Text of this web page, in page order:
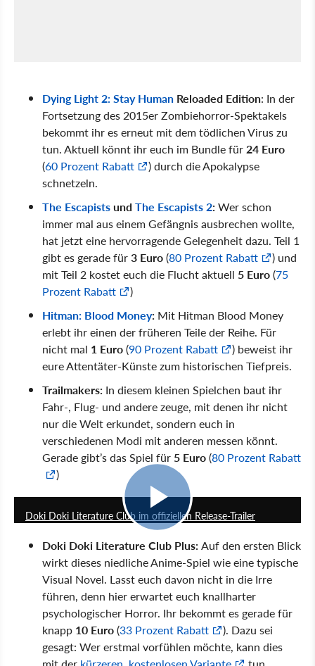
Dying Light 2: Stay Human Reloaded Edition: In der
Fortsetzung des 2015er Zombiehorror-Spektakels
bekommt ihr es erneut mit dem tödlichen Virus zu
tun. Aktuell könnt ihr euch im Bundle für 24 Euro
(60 Prozent Rabatt
) durch die Apokalypse
schnetzeln.
The EscapistsundThe Escapists 2:Wer schon
immer mal aus einem Gefängnis ausbrechen wollte,
hat jetzt eine hervorragende Gelegenheit dazu. Teil 1
gibt es gerade für3 Euro(80 Prozent Rabatt
) und
mit Teil 2 kostet euch die Flucht aktuell 5 Euro(75
Prozent Rabatt
)
Hitman: Blood Money: Mit Hitman Blood Money
erlebt ihr einen der früheren Teile der Reihe. Für
nicht mal 1 Euro(90 Prozent Rabatt
) beweist ihr
eure Attentäter-Künste zum historischen Tiefpreis.
Trailmakers: In diesem kleinen Spielchen baut ihr
Fahr-, Flug- und andere zeuge, mit denen ihr nicht
nur die Welt erkundet, sondern euch in
verschiedenen Modi mit anderen messen könnt.
Gerade gibt’s das Spiel für 5 Euro(80 Prozent Rabatt
)
Doki Doki Literature Club im offiziellen Release-Trailer
Doki Doki Literature Club Plus:Auf den ersten Blick
wirkt dieses niedliche Anime-Spiel wie eine typische
Visual Novel. Lasst euch davon nicht in die Irre
führen, denn hier erwartet euch knallharter
psychologischer Horror. Ihr bekommt es gerade für
knapp 10 Euro(33 Prozent Rabatt
). Dazu sei
gesagt: Wer erstmal vorfühlen möchte, kann dies